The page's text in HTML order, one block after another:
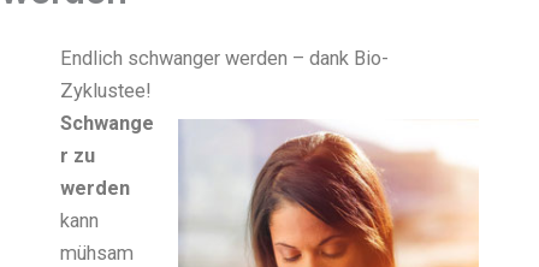
Endlich schwanger werden – dank Bio-
Zyklustee!
Schwange
r zu
werden
kann
mühsam